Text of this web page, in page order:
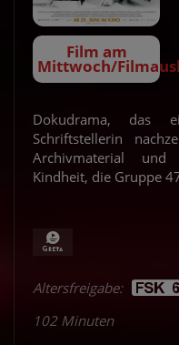
Film am
Mittwoch/
Dokudrama, das
Schriftstellerin
Archivmaterial
Kindheit, die Gruppe
Altersfreigabe:
102 Minuten